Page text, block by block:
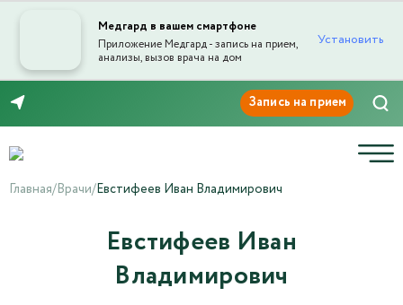
Медгард в вашем смартфоне
Приложение Медгард - запись на прием,
анализы, вызов врача на дом
Установить
Главная/Врачи/Евстифеев Иван Владимирович
Евстифеев Иван
Владимирович
Отправка отзыва
Текст отзыва*